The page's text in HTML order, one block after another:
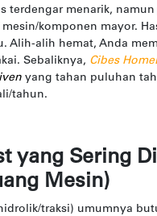
terdengar menarik,
komponen mayor.
Alih-alih hemat, Anda
Sebaliknya, Cibes
yang tahan puluhan
tahun.
yang Sering
Mesin)
traksi) umumnya